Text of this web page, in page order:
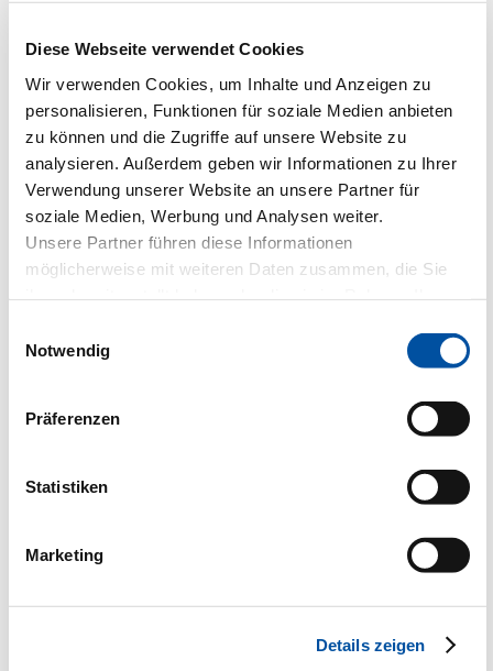
Diese Webseite verwendet Cookies
Wir verwenden Cookies, um Inhalte und Anzeigen zu
personalisieren, Funktionen für soziale Medien anbieten
zu können und die Zugriffe auf unsere Website zu
analysieren. Außerdem geben wir Informationen zu Ihrer
Verwendung unserer Website an unsere Partner für
soziale Medien, Werbung und Analysen weiter.
Unsere Partner führen diese Informationen
möglicherweise mit weiteren Daten zusammen, die Sie
Notwendig
Präferenzen
Statistiken
Marketing
Details zeigen
Angebot